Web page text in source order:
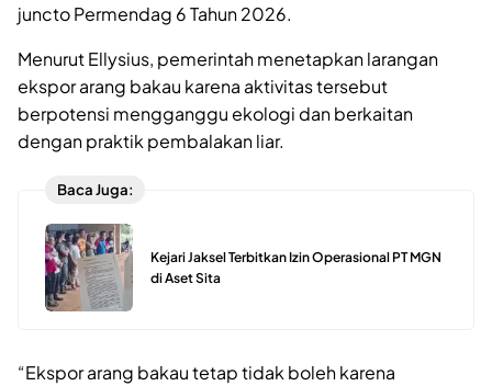
juncto Permendag 6 Tahun 2026.
Menurut Ellysius, pemerintah menetapkan larangan
ekspor arang bakau karena aktivitas tersebut
berpotensi mengganggu ekologi dan berkaitan
dengan praktik pembalakan liar.
Baca Juga:
Kejari Jaksel Terbitkan Izin Operasional PT MGN
di Aset Sita
“Ekspor arang bakau tetap tidak boleh karena